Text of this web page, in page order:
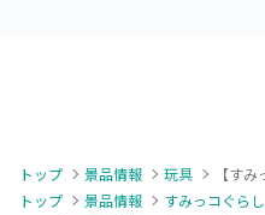
トップ 景品情報 玩具
トップ
景品情報 すみっコぐらし